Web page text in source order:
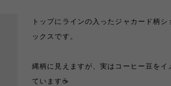
トップにラインの入ったジャカード柄シ
ックスです。
縄柄に見えますが、実はコーヒー豆をイ
ています☕️